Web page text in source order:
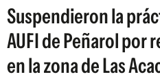
Suspendieron la
AUFI de Peñarol por
en la zona de Las